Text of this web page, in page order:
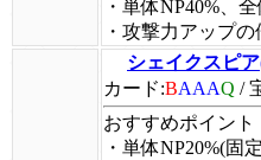
・単体NP40%、
・攻撃力アップ
シェイクスピ
カード:BAAAQ /
おすすめポイント
・単体NP20%(固